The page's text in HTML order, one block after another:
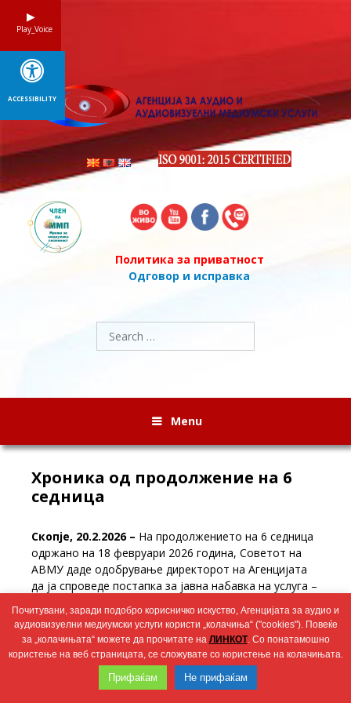
Политика за приватност
Одговор и исправка
Search
for:
Menu
Хроника од продолжение на 6
седница
Скопје, 20.2.2026 – На продолжението на 6 седница
одржано на 18 февруари 2026 година, Советот на
АВМУ даде одобрување директорот на Агенцијата
да ја спроведе постапка за јавна набавка на услуга –
Wingaga
provides2026 © Агенција за аудио и аудиовизуелни медиумски услуги
Почитувани, заради подобро корисничко искуство, Агенцијата за аудио и
аудиовизуелни медиумски услуги користи „колачиња“ ("cookies"). Повеќе
за „колачињата“ можете да прочитате на ЛИНКОТ. Со понатамошно
користење на веб страницата, се сложувате со користење на колачињата.
Прифаќам Не прифаќам
Play_Voice
ACCESSIBILITY